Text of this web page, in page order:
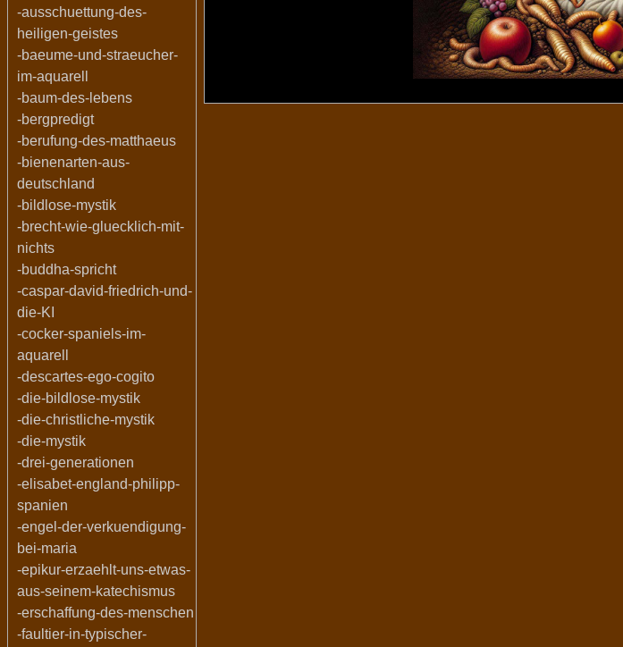
-ausschuettung-des-
heiligen-geistes
-baeume-und-straeucher-
im-aquarell
-baum-des-lebens
-bergpredigt
-berufung-des-matthaeus
-bienenarten-aus-
deutschland
-bildlose-mystik
-brecht-wie-gluecklich-mit-
nichts
-buddha-spricht
-caspar-david-friedrich-und-
die-KI
-cocker-spaniels-im-
aquarell
-descartes-ego-cogito
-die-bildlose-mystik
-die-christliche-mystik
-die-mystik
-drei-generationen
-elisabet-england-philipp-
spanien
-engel-der-verkuendigung-
bei-maria
-epikur-erzaehlt-uns-etwas-
aus-seinem-katechismus
-erschaffung-des-menschen
-faultier-in-typischer-